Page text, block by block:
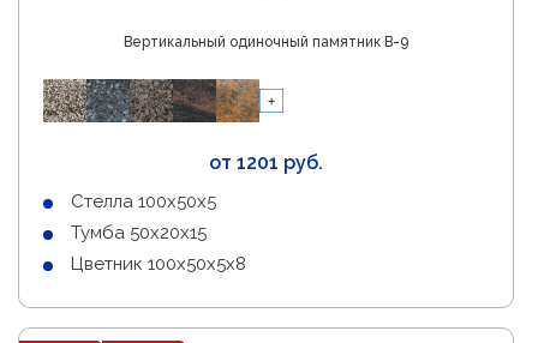
Вертикальный одиночный памятник В-9
от 1201 руб.
Стелла 100х50х5
Тумба 50х20х15
Цветник 100х50х5х8